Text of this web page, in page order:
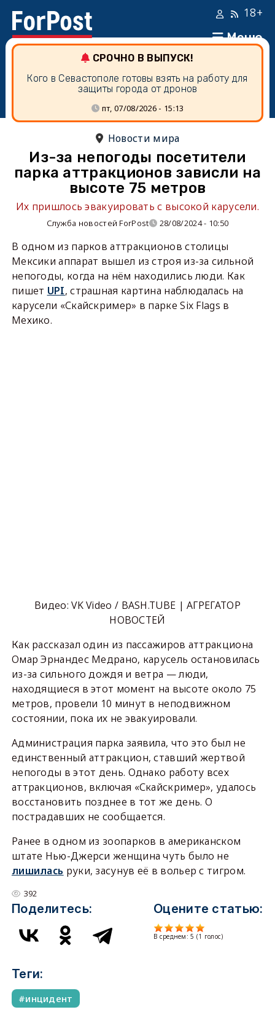
Меню
18+
СРОЧНО В ВЫПУСК!
Кого в Севастополе готовы взять на работу для
защиты города от дронов
пт, 07/08/2026 - 15:13
Новости мира
Из-за непогоды посетители
парка аттракционов зависли на
высоте 75 метров
Их пришлось эвакуировать с высокой карусели.
Служба новостей ForPost 28/08/2024 - 10:50
В одном из парков аттракционов столицы
Мексики аппарат вышел из строя из-за сильной
непогоды, когда на нём находились люди. Как
пишет UPI, страшная картина наблюдалась на
карусели «Скайскример» в парке Six Flags в
Мехико.
Видео: VK Video / BASH.TUBE | АГРЕГАТОР
НОВОСТЕЙ
Как рассказал один из пассажиров аттракциона
Омар Эрнандес Медрано, карусель остановилась
из-за сильного дождя и ветра — люди,
находящиеся в этот момент на высоте около 75
метров, провели 10 минут в неподвижном
состоянии, пока их не эвакуировали.
Администрация парка заявила, что это был не
единственный аттракцион, ставший жертвой
непогоды в этот день. Однако работу всех
аттракционов, включая «Скайскример», удалось
восстановить позднее в тот же день. О
пострадавших не сообщается.
Ранее в одном из зоопарков в американском
штате Нью-Джерси женщина чуть было не
лишилась руки, засунув её в вольер с тигром.
392
Поделитесь: Оцените статью:
В среднем:5 (1 голос)
Теги:
инцидент